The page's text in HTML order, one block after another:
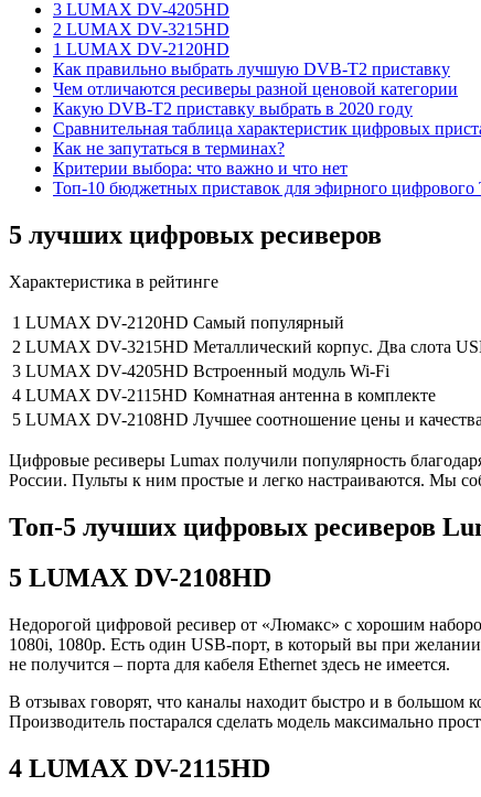
3 LUMAX DV-4205HD
2 LUMAX DV-3215HD
1 LUMAX DV-2120HD
Как правильно выбрать лучшую DVB-T2 приставку
Чем отличаются ресиверы разной ценовой категории
Какую DVB-T2 приставку выбрать в 2020 году
Сравнительная таблица характеристик цифровых
Как не запутаться в терминах?
Критерии выбора: что важно и что нет
Топ-10 бюджетных приставок для эфирного
5 лучших цифровых ресиверов
Характеристика в рейтинге
1 LUMAX DV-2120HD Самый популярный
2 LUMAX DV-3215HD Металлический корпус. Два слота
3 LUMAX DV-4205HD Встроенный модуль Wi-Fi
4 LUMAX DV-2115HD Комнатная антенна в комплекте
5 LUMAX DV-2108HD Лучшее соотношение цены и качества
Цифровые ресиверы Lumax получили популярность
России. Пульты к ним простые и легко настраиваются. Мы
Топ-5 лучших цифровых ресиверов
5 LUMAX DV-2108HD
Недорогой цифровой ресивер от «Люмакс» с хорошим
1080i, 1080p. Есть один USB-порт, в который вы при
не получится – порта для кабеля Ethernet здесь не имеется.
В отзывах говорят, что каналы находит быстро и в большом
Производитель постарался сделать модель максимально
4 LUMAX DV-2115HD